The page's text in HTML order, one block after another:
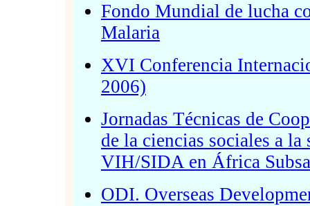
Fondo Mundial de lucha
Malaria
XVI Conferencia
2006)
Jornadas Técnicas de
de la ciencias sociales a
VIH/SIDA en África
ODI. Overseas